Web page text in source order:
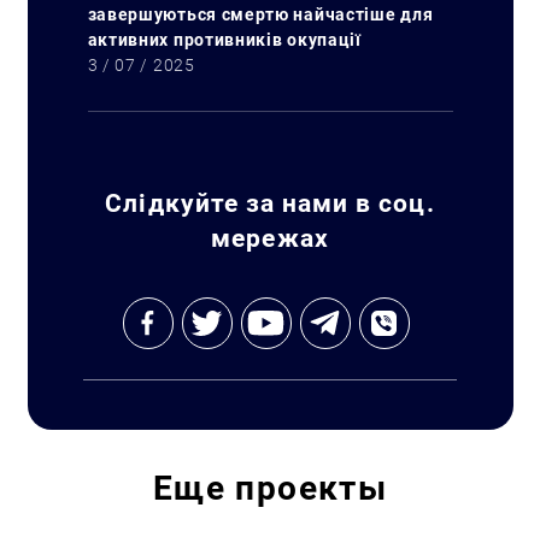
Искать:
завершуються смертю найчастіше для
активних противників окупації
3 / 07 / 2025
Слідкуйте за нами в соц.
мережах
Еще проекты